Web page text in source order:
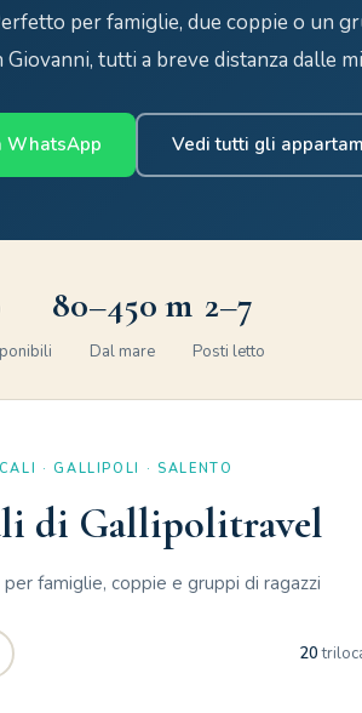
per famiglie, due coppie o un
Giovanni, tutti a breve distanza dalle
WhatsApp Vedi tutti gli
80–450 m
Dal mare
2–7
Posti letto
· GALLIPOLI · SALENTO
di Gallipolitravel
famiglie, coppie e gruppi di ragazzi
20